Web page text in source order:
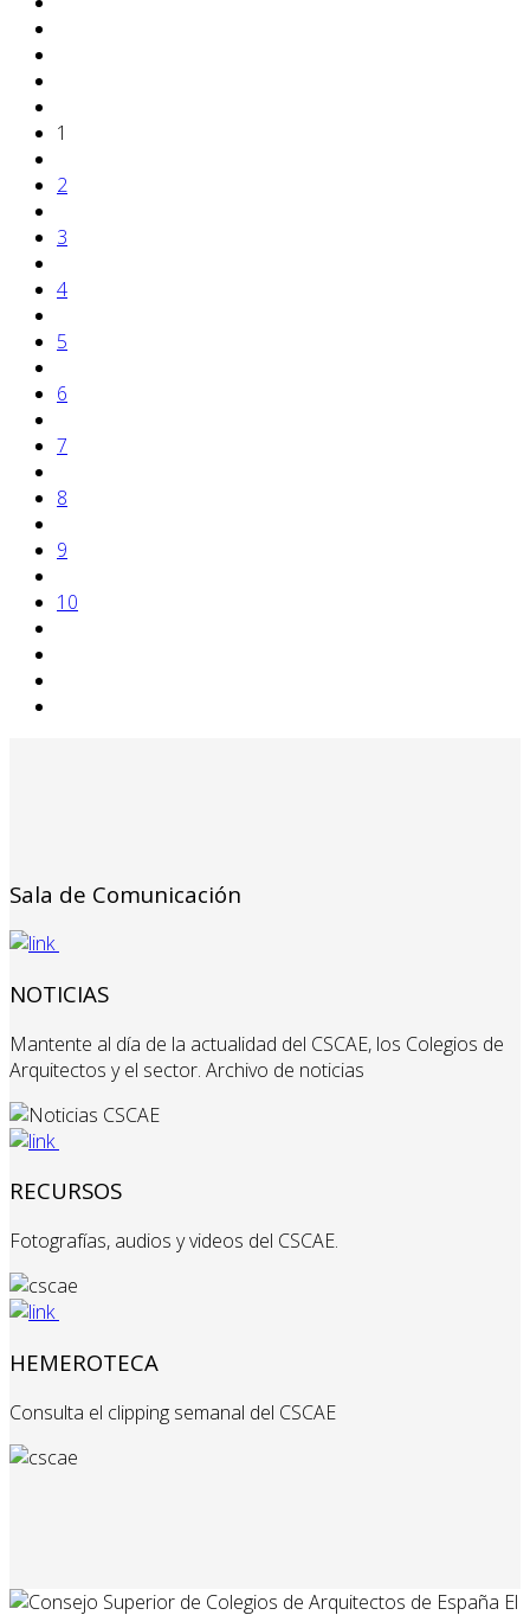
1
2
3
4
5
6
7
8
9
10
Sala de Comunicación
NOTICIAS
Mantente al día de la actualidad del CSCAE, los Colegios de
Arquitectos y el sector. Archivo de noticias
RECURSOS
Fotografías, audios y videos del CSCAE.
HEMEROTECA
Consulta el clipping semanal del CSCAE
El